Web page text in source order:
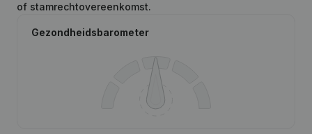
of stamrechtovereenkomst.
Gezondheidsbarometer